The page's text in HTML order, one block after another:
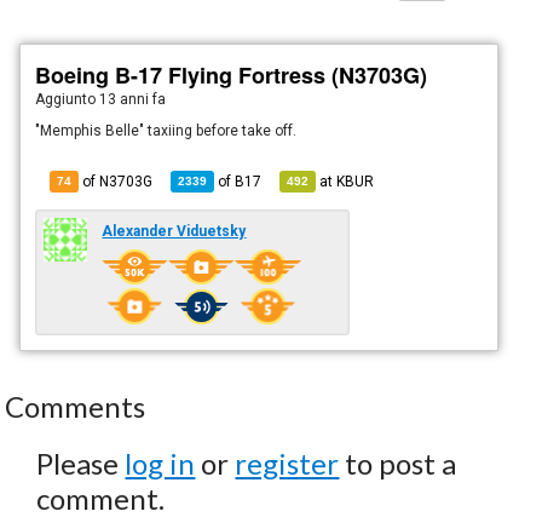
Boeing B-17 Flying Fortress (N3703G)
Aggiunto 13 anni fa
"Memphis Belle" taxiing before take off.
74 of N3703G 2339 ofB17 492 atKBUR
Alexander Viduetsky
Comments
Please log in or register to post a
comment.